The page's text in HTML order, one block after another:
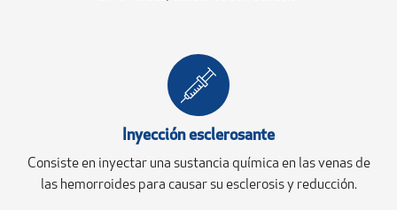
Inyección esclerosante
Consiste en inyectar una sustancia química en las venas de
las hemorroides para causar su esclerosis y reducción.